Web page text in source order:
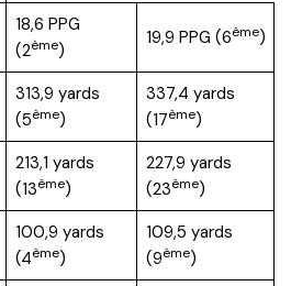
18,6 PPG
(2ème)
19,9 PPG (6ème)
313,9 yards
(5ème)
337,4 yards
(17ème)
213,1 yards
(13ème)
227,9 yards
(23ème)
100,9 yards
(4ème)
109,5 yards
(9ème)